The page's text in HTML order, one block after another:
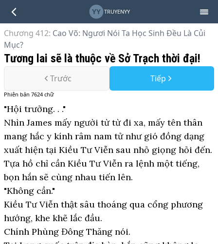
YY TRUYENYY
Chương 412: Cao Võ: Ngươi Nói Ta Học Sinh Đều Là Củi
Mục?
Tương lai sẽ là thuộc về Sở Trạch thời đại!
Trước Tiếp
Phiên bản 7624 chữ
"Hội trưởng. . ."
Nhìn James mấy người từ từ đi xa, mấy tên thân
mang hắc y kính râm nam tử như gió đồng dạng
xuất hiện tại Kiều Tư Viễn sau nhỏ giọng hỏi đến.
Tựa hồ chỉ cần Kiều Tư Viễn ra lệnh một tiếng,
bọn hắn sẽ cùng nhau tiến lên.
"Không cần."
Kiều Tư Viễn thật sâu thoáng qua cổng phương
hướng, khe khẽ lắc đầu.
Chính Phùng Đông Thăng nói.